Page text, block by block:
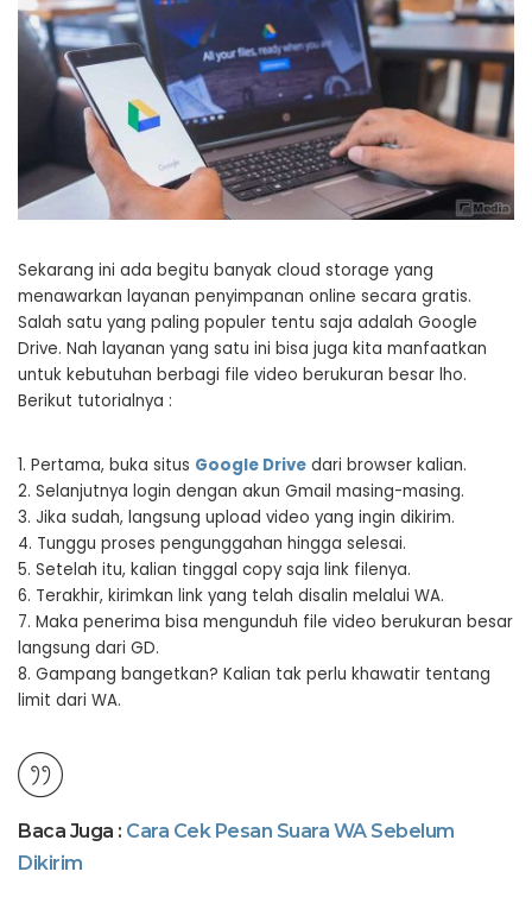
Sekarang ini ada begitu banyak cloud storage yang
menawarkan layanan penyimpanan online secara gratis.
Salah satu yang paling populer tentu saja adalah Google
Drive. Nah layanan yang satu ini bisa juga kita manfaatkan
untuk kebutuhan berbagi file video berukuran besar lho.
Berikut tutorialnya :
1. Pertama, buka situs Google Drive dari browser kalian.
2. Selanjutnya login dengan akun Gmail masing-masing.
3. Jika sudah, langsung upload video yang ingin dikirim.
4. Tunggu proses pengunggahan hingga selesai.
5. Setelah itu, kalian tinggal copy saja link filenya.
6. Terakhir, kirimkan link yang telah disalin melalui WA.
7. Maka penerima bisa mengunduh file video berukuran besar
langsung dari GD.
8. Gampang bangetkan? Kalian tak perlu khawatir tentang
limit dari WA.
Baca Juga : Cara Cek Pesan Suara WA Sebelum
Dikirim